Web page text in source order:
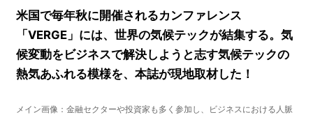
米国で毎年秋に開催されるカンファレンス
「VERGE」には、世界の気候テックが結集する。気
候変動をビジネスで解決しようと志す気候テックの
熱気あふれる模様を、本誌が現地取材した！
メイン画像：金融セクターや投資家も多く参加し、ビジネスにおける人脈